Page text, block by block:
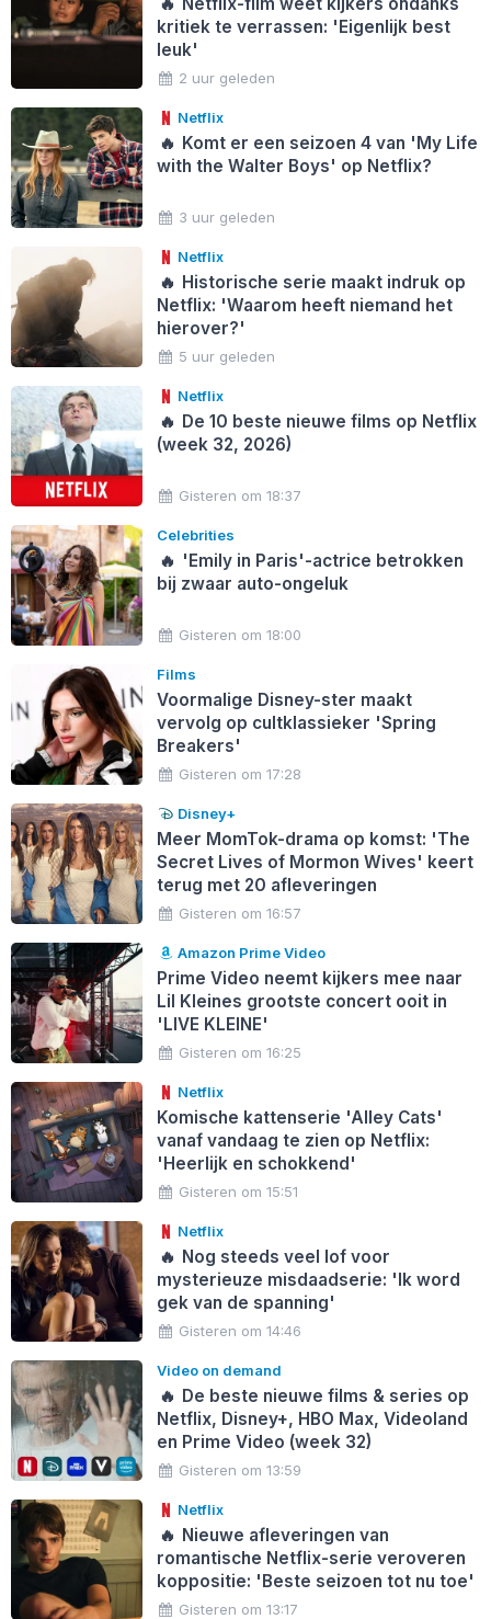
kritiek te verrassen: 'Eigenlijk best
leuk'
2 uur geleden
Netflix
🔥 Komt er een seizoen 4 van 'My Life
with the Walter Boys' op Netflix?
3 uur geleden
Netflix
🔥 Historische serie maakt indruk op
Netflix: 'Waarom heeft niemand het
hierover?'
5 uur geleden
Netflix
🔥 De 10 beste nieuwe films op Netflix
(week 32, 2026)
Gisteren om 18:37
Celebrities
🔥 'Emily in Paris'-actrice betrokken
bij zwaar auto-ongeluk
Gisteren om 18:00
Films
Voormalige Disney-ster maakt
vervolg op cultklassieker 'Spring
Breakers'
Gisteren om 17:28
Disney+
Meer MomTok-drama op komst: 'The
Secret Lives of Mormon Wives' keert
terug met 20 afleveringen
Gisteren om 16:57
Amazon Prime Video
Prime Video neemt kijkers mee naar
Lil Kleines grootste concert ooit in
'LIVE KLEINE'
Gisteren om 16:25
Netflix
Komische kattenserie 'Alley Cats'
vanaf vandaag te zien op Netflix:
'Heerlijk en schokkend'
Gisteren om 15:51
Netflix
🔥 Nog steeds veel lof voor
mysterieuze misdaadserie: 'Ik word
gek van de spanning'
Gisteren om 14:46
Video on demand
🔥 De beste nieuwe films & series op
Netflix, Disney+, HBO Max, Videoland
en Prime Video (week 32)
Gisteren om 13:59
Netflix
🔥 Nieuwe afleveringen van
romantische Netflix-serie veroveren
koppositie: 'Beste seizoen tot nu toe'
Gisteren om 13:17